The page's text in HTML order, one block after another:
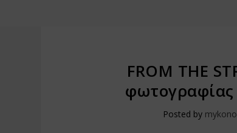
FROM THE
Posted by